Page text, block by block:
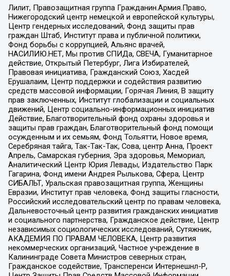
Лилит, Правозащитная группа Гражданин.Армия.Право,
Нижегородский центр немецкой и европейской культуры,
Центр гендерных исследований, Фонд защиты прав
граждан Штаб, Институт права и публичной политики,
Фонд борьбы с коррупцией, Альянс врачей,
НАСИЛИЮ.НЕТ, Мы против СПИДа, СВЕЧА, Гуманитарное
действие, Открытый Петербург, Лига Избирателей,
Правовая инициатива, Гражданский Союз, Хасдей
Ерушалаим, Центр поддержки и содействия развитию
средств массовой информации, Горячая Линия, В защиту
прав заключенных, Институт глобализации и социальных
движений, Центр социально-информационных инициатив
Действие, Благотворительный фонд охраны здоровья и
защиты прав граждан, Благотворительный фонд помощи
осужденным и их семьям, Фонд Тольятти, Новое время,
Серебряная тайга, Так-Так-Так, Сова, центр Анна, Проект
Апрель, Самарская губерния, Эра здоровья, Мемориал,
Аналитический Центр Юрия Левады, Издательство Парк
Гагарина, Фонд имени Андрея Рылькова, Сфера, Центр
СИБАЛЬТ, Уральская правозащитная группа, Женщины
Евразии, Институт прав человека, Фонд защиты гласности,
Российский исследовательский центр по правам человека,
Дальневосточный центр развития гражданских инициатив
и социального партнерства, Гражданское действие, Центр
независимых социологических исследований, Сутяжник,
АКАДЕМИЯ ПО ПРАВАМ ЧЕЛОВЕКА, Центр развития
некоммерческих организаций, Частное учреждение в
Калининграде Совета Министров северных стран,
Гражданское содействие, Трансперенси Интернешнл-Р,